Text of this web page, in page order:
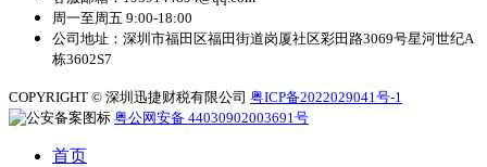
周一至周五 9:00-18:00
公司地址：深圳市福田区福田街道岗厦社区彩田路3069号星河世纪A
栋3602S7
COPYRIGHT © 深圳迅捷财税有限公司 粤ICP备2022029041号-1
粤公网安备 44030902003691号
首页